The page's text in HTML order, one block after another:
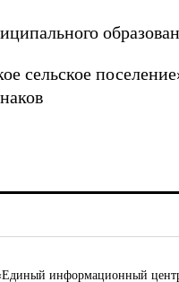
информационный центр